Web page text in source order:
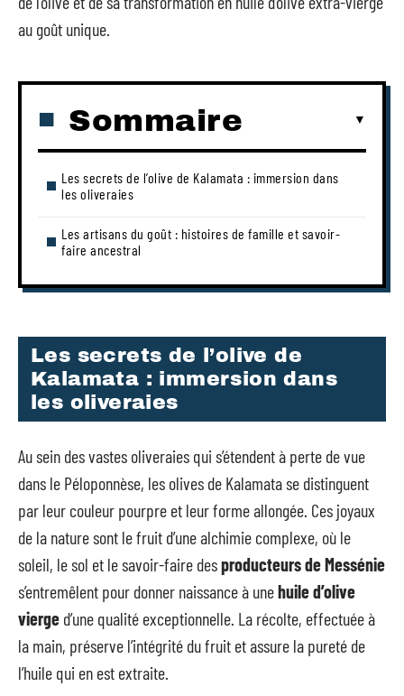
au goût unique.
Sommaire
Les secrets de l’olive de Kalamata : immersion dans
les oliveraies
Les artisans du goût : histoires de famille et savoir-
faire ancestral
Les secrets de l’olive de
Kalamata : immersion dans
les oliveraies
Au sein des vastes oliveraies qui s’étendent à perte de vue
dans le Péloponnèse, les olives de Kalamata se distinguent
par leur couleur pourpre et leur forme allongée. Ces joyaux
de la nature sont le fruit d’une alchimie complexe, où le
soleil, le sol et le savoir-faire desproducteurs de Messénie
s’entremêlent pour donner naissance à unehuile d’olive
vierge d’une qualité exceptionnelle. La récolte, effectuée à
la main, préserve l’intégrité du fruit et assure la pureté de
l’huile qui en est extraite.